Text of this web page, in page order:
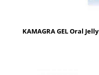
KAMAGRA GEL Oral Jelly